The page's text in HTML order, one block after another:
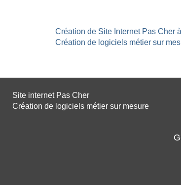
Création de Site Internet Pas Cher
Création de logiciels métier sur
Site internet Pas Cher
Création de logiciels métier sur mesure